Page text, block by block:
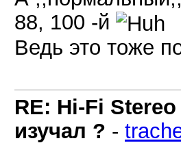
88, 100 -й
Ведь это тоже
RE: Hi-Fi
изучал ? -